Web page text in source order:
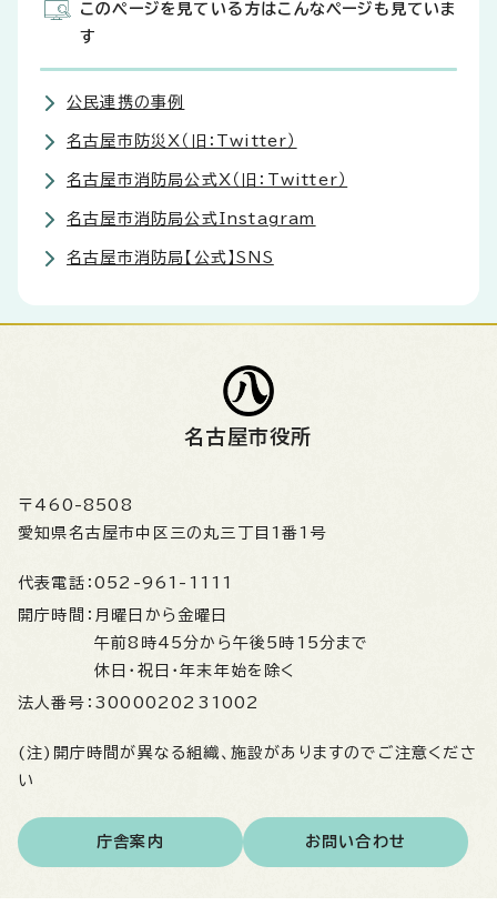
このページを見ている方はこんなページも見ていま
す
公民連携の事例
名古屋市防災X（旧：Twitter）
名古屋市消防局公式X（旧：Twitter）
名古屋市消防局公式Instagram
名古屋市消防局【公式】SNS
名古屋市役所
〒460-8508
愛知県名古屋市中区三の丸三丁目1番1号
代表電話： 052-961-1111
開庁時間： 月曜日から金曜日
午前8時45分から午後5時15分まで
休日・祝日・年末年始を除く
法人番号： 3000020231002
(注)開庁時間が異なる組織、施設がありますのでご注意くださ
い
庁舎案内 お問い合わせ